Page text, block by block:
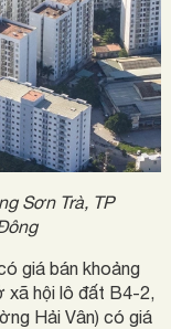
Sơn Trà, TP
giá bán khoảng
xã hội lô đất B4-2,
Hải Vân) có giá